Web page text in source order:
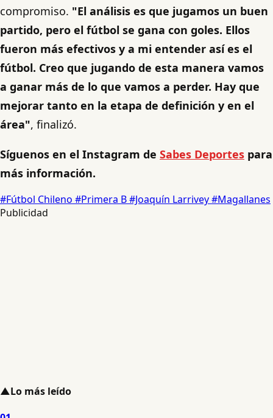
compromiso. "El análisis es que jugamos un buen
partido, pero el fútbol se gana con goles. Ellos
fueron más efectivos y a mi entender así es el
fútbol. Creo que jugando de esta manera vamos
a ganar más de lo que vamos a perder. Hay que
mejorar tanto en la etapa de definición y en el
área", finalizó.
Síguenos en el Instagram de Sabes Deportes para
más información.
#Fútbol Chileno #Primera B#Joaquín Larrivey#Magallanes
Publicidad
▲Lo más leído